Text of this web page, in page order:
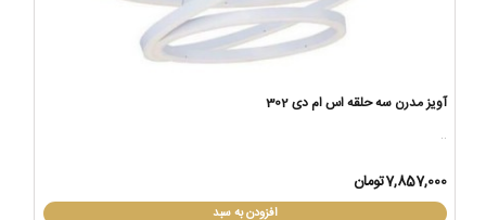
آویز مدرن سه حلقه اس ام دی 302
..
7,857,000تومان
افزودن به سبد